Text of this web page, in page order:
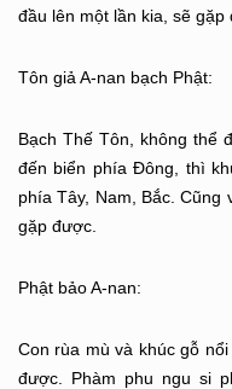
đầu lên một lần kia, sẽ
Tôn giả A-nan bạch Phật:
Bạch Thế Tôn, không thể
đến biển phía Đông, thì
phía Tây, Nam, Bắc. Cũng
gặp được.
Phật bảo A-nan:
Con rùa mù và khúc gỗ
được. Phàm phu ngu si